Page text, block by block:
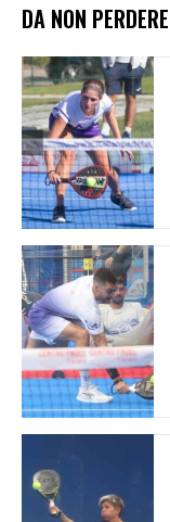
DA NON PERDERE